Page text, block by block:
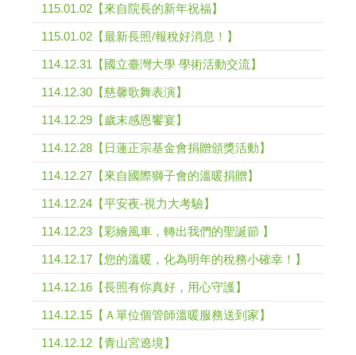
115.01.02【來自院長的新年祝福】
115.01.02【最新長照/報稅好消息！】
114.12.31【國立臺灣大學 學術活動交流】
114.12.30【慈馨歌舞表演】
114.12.29【歲末感恩饗宴】
114.12.28【日蓮正宗基金會捐贈頒獎活動】
114.12.27【來自國際獅子會的溫暖捐贈】
114.12.24【平安夜-視力大考驗】
114.12.23【彩繪風車，轉出我們的聖誕節 】
114.12.17【您的溫暖，化為明年的稅務小確幸！】
114.12.16【長照有你真好，用心守護】
114.12.15【Ａ單位個管師溫暖服務送到家】
114.12.12【青山宮遶境】